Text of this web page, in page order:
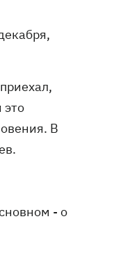
это
В
- о